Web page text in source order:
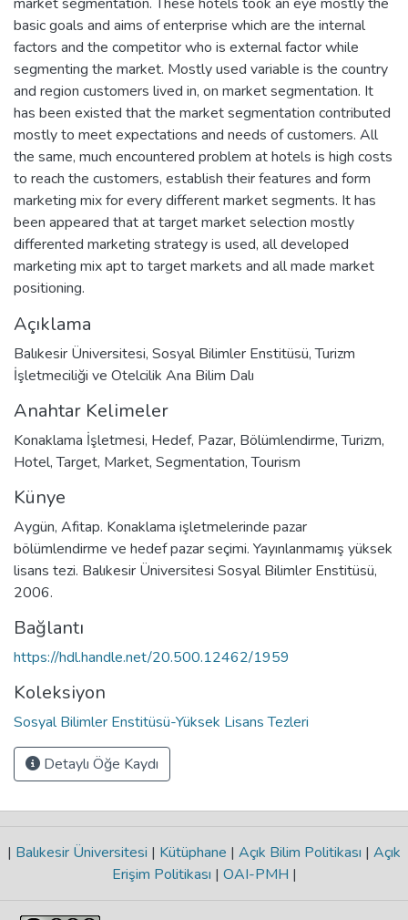
basic goals and aims of enterprise which are the internal
factors and the competitor who is external factor while
segmenting the market. Mostly used variable is the country
and region customers lived in, on market segmentation. It
has been existed that the market segmentation contributed
mostly to meet expectations and needs of customers. All
the same, much encountered problem at hotels is high costs
to reach the customers, establish their features and form
marketing mix for every different market segments. It has
been appeared that at target market selection mostly
differented marketing strategy is used, all developed
marketing mix apt to target markets and all made market
positioning.
Açıklama
Balıkesir Üniversitesi, Sosyal Bilimler Enstitüsü, Turizm
İşletmeciliği ve Otelcilik Ana Bilim Dalı
Anahtar Kelimeler
Konaklama İşletmesi, Hedef, Pazar, Bölümlendirme,Turizm,
Hotel,Target, Market, Segmentation,Tourism
Künye
Aygün, Afitap. Konaklama işletmelerinde pazar
bölümlendirme ve hedef pazar seçimi. Yayınlanmamış yüksek
lisans tezi. Balıkesir Üniversitesi Sosyal Bilimler Enstitüsü,
2006.
Bağlantı
https://hdl.handle.net/20.500.12462/1959
Koleksiyon
Sosyal Bilimler Enstitüsü-Yüksek Lisans Tezleri
Detaylı Öğe Kaydı
| Balıkesir Üniversitesi | Kütüphane | Açık Bilim Politikası | Açık
Erişim Politikası | OAI-PMH |